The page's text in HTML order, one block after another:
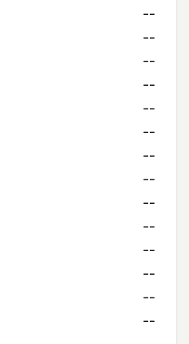
--
--
--
--
--
--
--
--
--
--
--
--
--
--